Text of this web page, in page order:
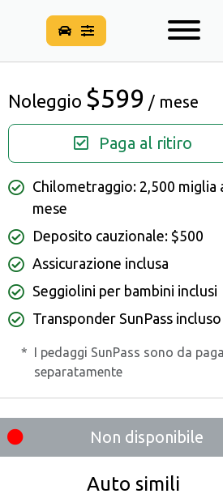
Noleggio $599 / mese
Paga al ritiro
Chilometraggio: 2,500 miglia
mese
Deposito cauzionale: $500
Assicurazione inclusa
Seggiolini per bambini inclusi
Transponder SunPass incluso
* I pedaggi SunPass sono da
separatamente
Non disponibile
Auto simili